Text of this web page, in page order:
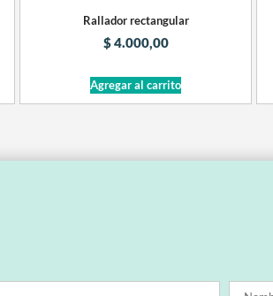
Rallador rectangular
$4.000,00
Agregar al carrito